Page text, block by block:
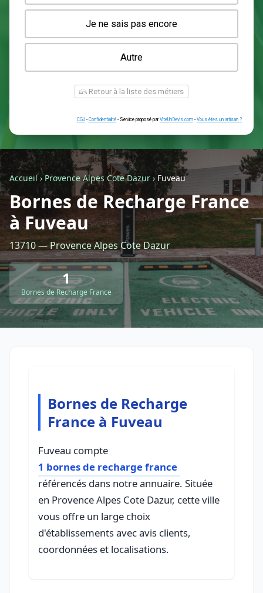
Une wallbox en monophasé (7kW)
Une prise renforcée (type greenup)
Une simple prise
Je ne sais pas encore
Autre
Retour à la liste des métiers
CGU-Confidentialité- Service proposé parViteUnDevis.com-Vous
Accueil› Provence Alpes Cote Dazur ›Fuveau
Bornes de Recharge France
à Fuveau
13710 — Provence Alpes Cote Dazur
1
Bornes de Recharge France
Bornes de Recharge
France à Fuveau
Fuveau compte
1 bornes de recharge france
référencés dans notre annuaire. Située
en Provence Alpes Cote Dazur, cette ville
vous offre un large choix
d'établissements avec avis clients,
coordonnées et localisations.